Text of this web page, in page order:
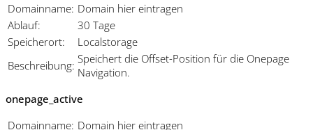
Domainname: Domain hier eintragen
Ablauf:
30 Tage
Speicherort:
Localstorage
Beschreibung: Speichert die Offset-Position für die Onepage
Navigation.
onepage_active
Domainname: Domain hier eintragen